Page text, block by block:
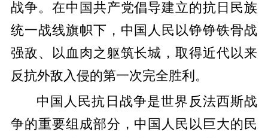
战争。在中国共产党倡导建立的抗日民族
统一战线旗帜下，中国人民以铮铮铁骨战
强敌、以血肉之躯筑长城，取得近代以来
反抗外敌入侵的第一次完全胜利。
中国人民抗日战争是世界反法西斯战
争的重要组成部分，中国人民以巨大的民